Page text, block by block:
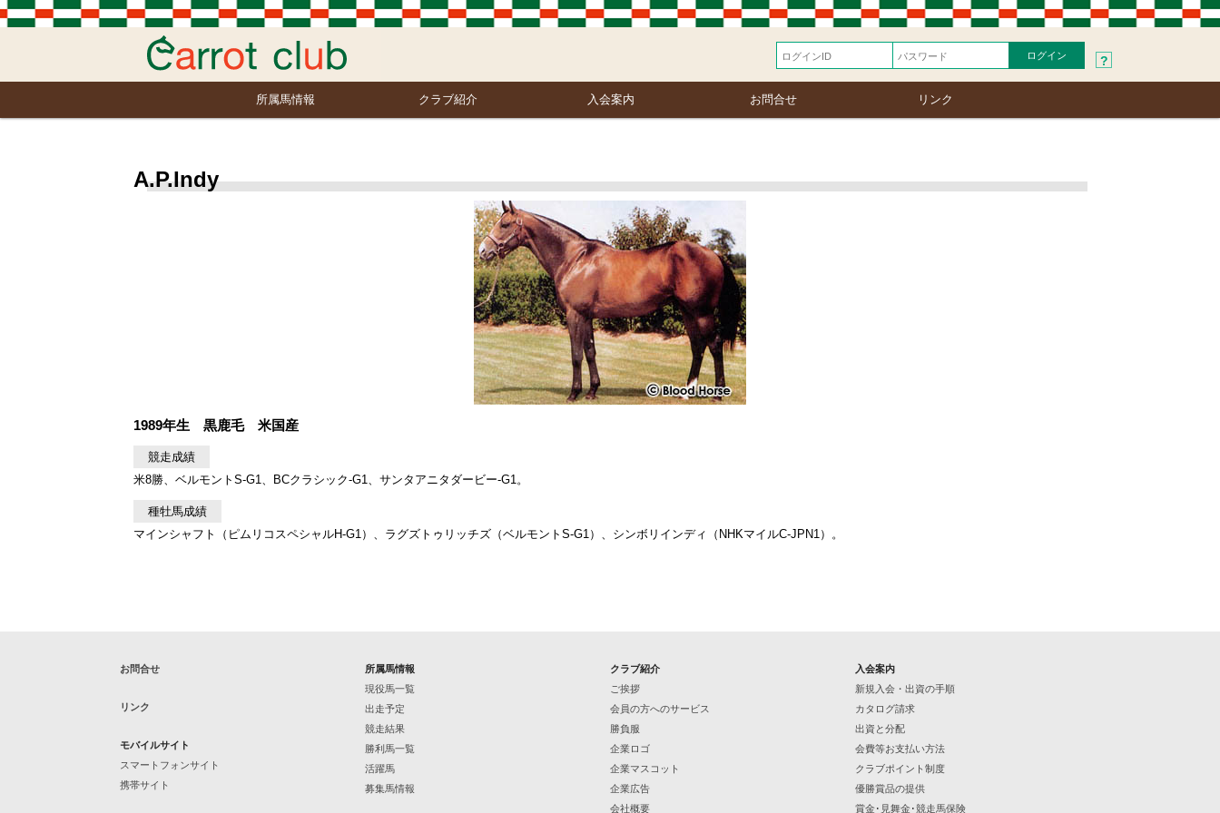
?
所属馬情報 クラブ紹介 入会案内 お問合せ リンク
A.P.Indy
1989年生 黒鹿毛 米国産
競走成績
米8勝、ベルモントS-G1、BCクラシック-G1、サンタアニタダービー-G1。
種牡馬成績
マインシャフト（ピムリコスペシャルH-G1）、ラグズトゥリッチズ（ベルモントS-G1）、シンボリインディ（NHKマイルC-JPN1）。
お問合せ
リンク
モバイルサイト
スマートフォンサイト
携帯サイト
所属馬情報
現役馬一覧
出走予定
競走結果
勝利馬一覧
活躍馬
募集馬情報
クラブ紹介
ご挨拶
会員の方へのサービス
勝負服
企業ロゴ
企業マスコット
企業広告
会社概要
入会案内
新規入会・出資の手順
カタログ請求
出資と分配
会費等お支払い方法
クラブポイント制度
優勝賞品の提供
賞金･見舞金･競走馬保険